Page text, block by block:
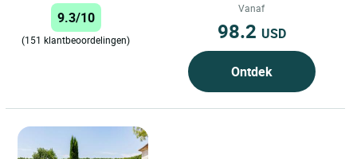
9.3/10
(151 klantbeoordelingen)
Vanaf
98.2 USD
Ontdek